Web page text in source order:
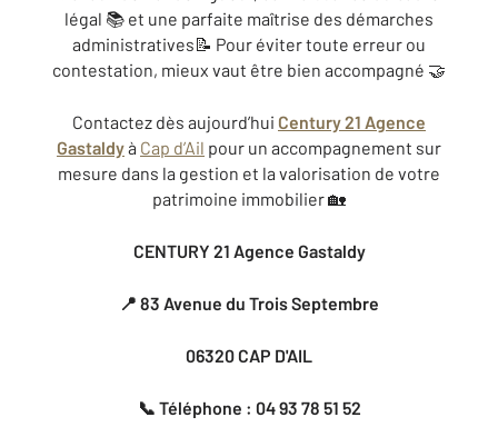
légal 📚 et une parfaite maîtrise des démarches
administratives📝 Pour éviter toute erreur ou
contestation, mieux vaut être bien accompagné 🤝
Contactez dès aujourd’hui Century 21 Agence
Gastaldyà Cap d’Ail pour un accompagnement sur
mesure dans la gestion et la valorisation de votre
patrimoine immobilier 🏡
CENTURY 21 Agence Gastaldy
📍 83 Avenue du Trois Septembre
06320 CAP D'AIL
📞 Téléphone : 04 93 78 51 52